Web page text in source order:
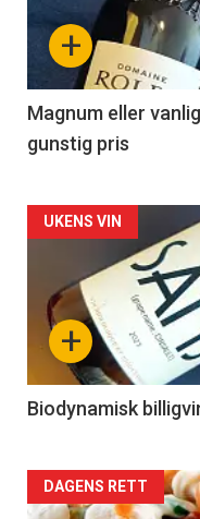
nå
3
+
Magnum eller
gunstig pris
Forsiden
akkurat
nå
4
+
UKENS VIN
Biodynamisk
Forsiden
DAGENS RETT